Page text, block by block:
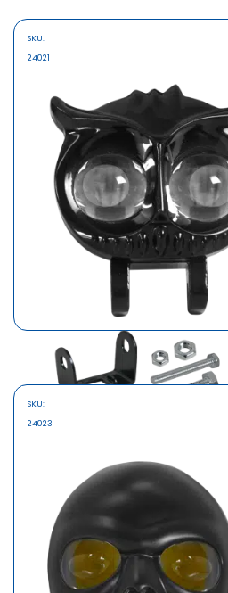
MARCA
FARO DELANTERO P/HYUNDAI PORTER 2004 066
S/261.10
SKU:
24021
MARCA
SKU:
24023